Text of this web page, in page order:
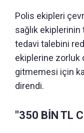
Polis ekipleri
sağlık ekiplerinin
tedavi talebini
ekiplerine zorluk
gitmemesi için
direndi.
"350 BİN TL